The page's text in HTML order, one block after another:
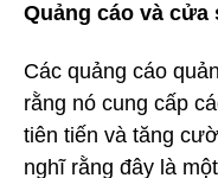
Quảng cáo và cửa
Các quảng cáo
rằng nó cung cấp
tiên tiến và tăng
nghĩ rằng đây là